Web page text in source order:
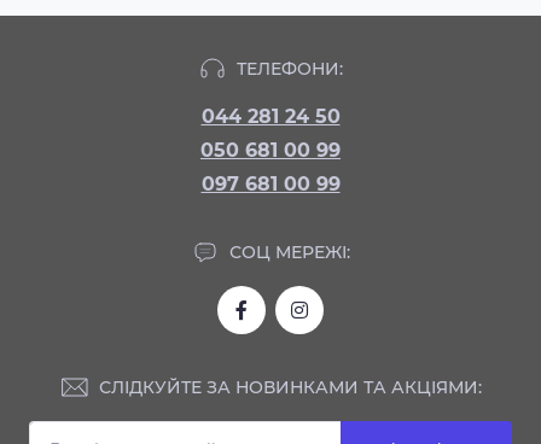
ТЕЛЕФОНИ:
044 281 24 50
050 681 00 99
097 681 00 99
СОЦ МЕРЕЖІ:
СЛІДКУЙТЕ ЗА НОВИНКАМИ ТА АКЦІЯМИ: